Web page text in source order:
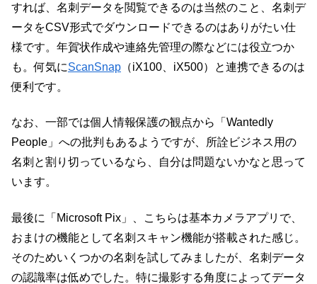
すれば、名刺データを閲覧できるのは当然のこと、名刺デ
ータをCSV形式でダウンロードできるのはありがたい仕
様です。年賀状作成や連絡先管理の際などには役立つか
も。何気にScanSnap （iX100、iX500）と連携できるのは
便利です。
なお、一部では個人情報保護の観点から「Wantedly
People」への批判もあるようですが、所詮ビジネス用の
名刺と割り切っているなら、自分は問題ないかなと思って
います。
最後に「Microsoft Pix」、こちらは基本カメラアプリで、
おまけの機能として名刺スキャン機能が搭載された感じ。
そのためいくつかの名刺を試してみましたが、名刺データ
の認識率は低めでした。特に撮影する角度によってデータ